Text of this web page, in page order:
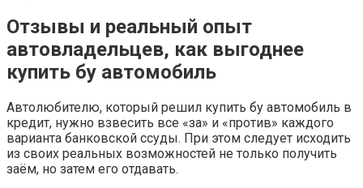
Отзывы и реальный опыт
автовладельцев, как выгоднее
купить бу автомобиль
Автолюбителю, который решил купить бу автомобиль в
кредит, нужно взвесить все «за» и «против» каждого
варианта банковской ссуды. При этом следует исходить
из своих реальных возможностей не только получить
заём, но затем его отдавать.